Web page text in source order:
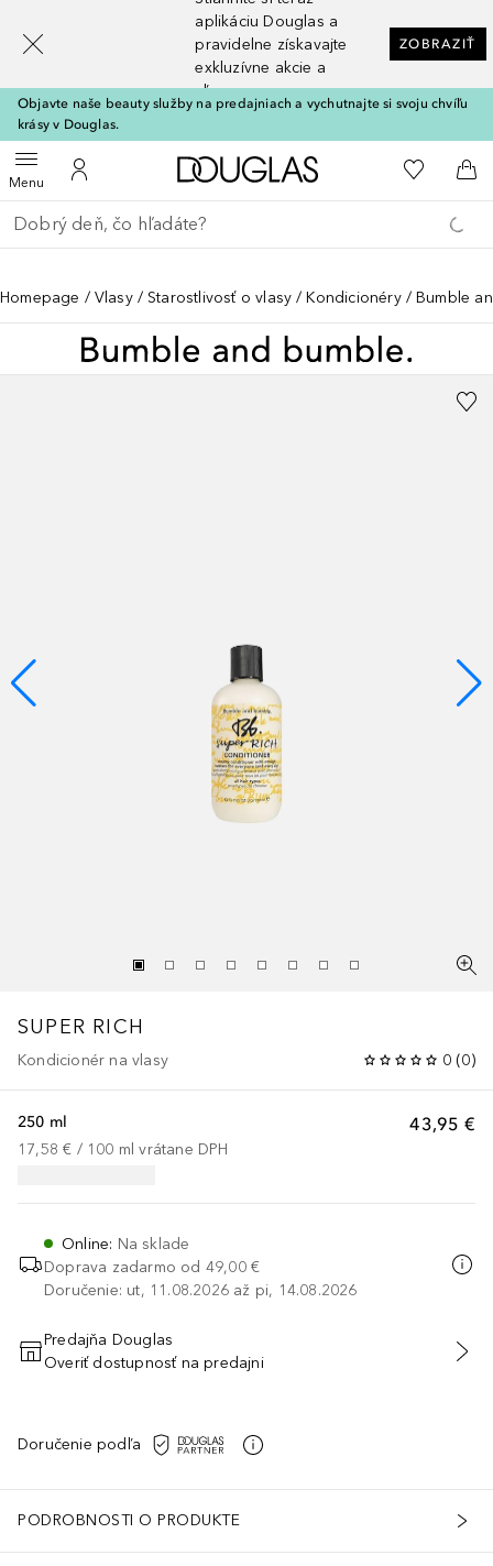
aplikáciu Douglas a
pravidelne získavajte
exkluzívne akcie a
zľavy
ZOBRAZIŤ
Objavte naše beauty služby na predajniach a vychutnajte si svoju chvíľu
krásy v Douglas.
MenuOtvoriť menuDo môjho účtu
Domov Do môjho
Do
Choď späť
Vykonajte vyhľadávanie
Homepage Vlasy Starostlivosť o vlasy Kondicionéry Bumble
SUPER RICH
Kondicionér na vlasy 0 (0)
43,95 €
250 ml
17,58 € / 100 ml vrátane DPH
Online: Na sklade
Doprava zadarmo od 49,00 €
Doručenie: ut, 11.08.2026 až pi, 14.08.2026
PRIDAŤ DO KOŠÍKA
Predajňa Douglas
Overiť dostupnosť na predajni
Doručenie podľa
PODROBNOSTI O PRODUKTE
[navigation.slideout.screenreader]